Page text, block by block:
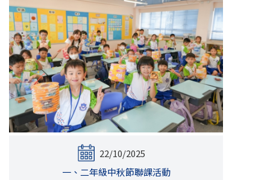
22/10/2025
一、二年級中秋節聯課活動